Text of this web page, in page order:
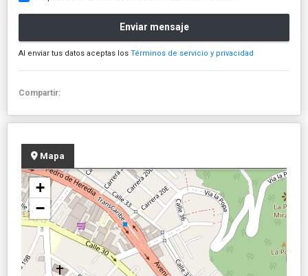
Enviar mensaje
Al enviar tus datos aceptas los Términos de servicio y privacidad
Compartir:
Mapa
+
−